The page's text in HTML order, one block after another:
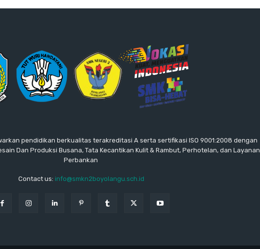
pendidikan berkualitas terakreditasi A serta sertifikasi ISO 9001:2008 dengan
Dan Produksi Busana, Tata Kecantikan Kulit & Rambut, Perhotelan, dan Layanan
Perbankan
Contact us: info@smkn2boyolangu.sch.id